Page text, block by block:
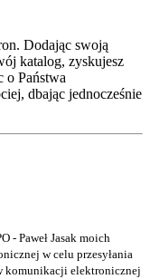
Dodając swoją
katalog, zyskujesz
o Państwa
dbając jednocześnie
- Paweł Jasak moich
w celu przesyłania
komunikacji elektronicznej